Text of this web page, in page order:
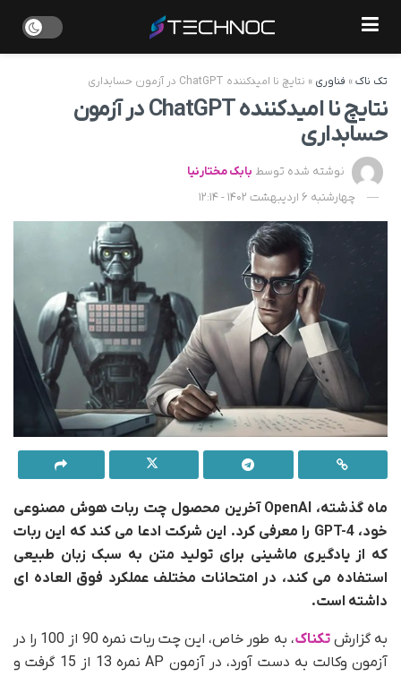
تک ناک» فناوری » نتایچ نا امیدکننده ChatGPT در آزمون حسابداری
نتایچ نا امیدکننده ChatGPT در آزمون
حسابداری
نوشته شده توسط بابک مختارنیا
چهارشنبه 6 اردیبهشت 1402 - 12:14
ماه گذشته، OpenAI آخرین محصول چت ربات هوش مصنوعی
خود، GPT-4 را معرفی کرد. این شرکت ادعا می کند که این ربات
که از یادگیری ماشینی برای تولید متن به سبک زبان طبیعی
استفاده می کند، در امتحانات مختلف عملکرد فوق العاده ای
داشته است.
به گزارشتکناک
، به طور خاص، این چت ربات نمره 90 از 100 را در
آزمون وکالت به دست آورد، در آزمون AP نمره 13 از 15 گرفت و